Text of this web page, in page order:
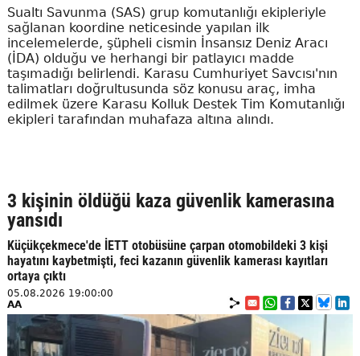
Sualtı Savunma (SAS) grup komutanlığı ekipleriyle
sağlanan koordine neticesinde yapılan ilk
incelemelerde, şüpheli cismin İnsansız Deniz Aracı
(İDA) olduğu ve herhangi bir patlayıcı madde
taşımadığı belirlendi. Karasu Cumhuriyet Savcısı'nın
talimatları doğrultusunda söz konusu araç, imha
edilmek üzere Karasu Kolluk Destek Tim Komutanlığı
ekipleri tarafından muhafaza altına alındı.
3 kişinin öldüğü kaza güvenlik kamerasına
yansıdı
Küçükçekmece'de İETT otobüsüne çarpan otomobildeki 3 kişi
hayatını kaybetmişti, feci kazanın güvenlik kamerası kayıtları
ortaya çıktı
05.08.2026 19:00:00
AA